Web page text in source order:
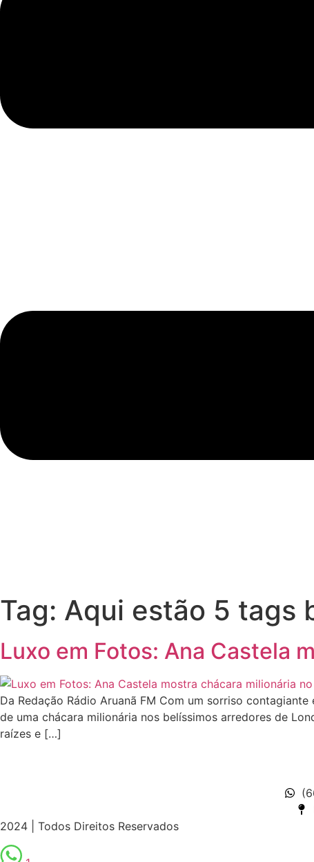
Tag: Aqui estão 5 tags
Luxo em Fotos: Ana Castela
Da Redação Rádio Aruanã FM Com um sorriso
de uma chácara milionária nos belíssimos arredores de
raízes e […]
2024 | Todos Direitos Reservados